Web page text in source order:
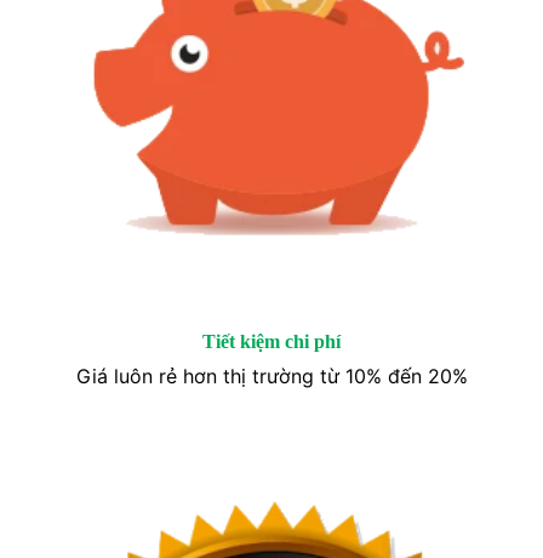
Tiết kiệm chi phí
Giá luôn rẻ hơn thị trường từ 10% đến 20%